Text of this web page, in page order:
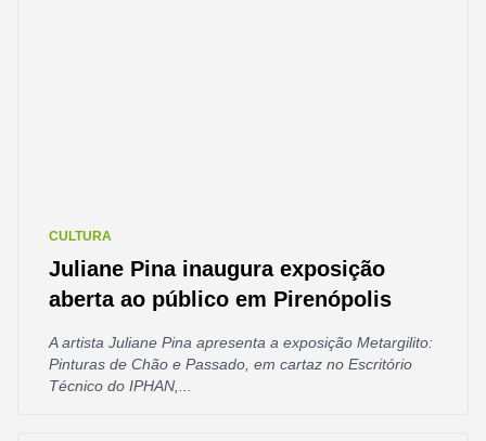
CULTURA
Juliane Pina inaugura exposição
aberta ao público em Pirenópolis
A artista Juliane Pina apresenta a exposição Metargilito:
Pinturas de Chão e Passado, em cartaz no Escritório
Técnico do IPHAN,...